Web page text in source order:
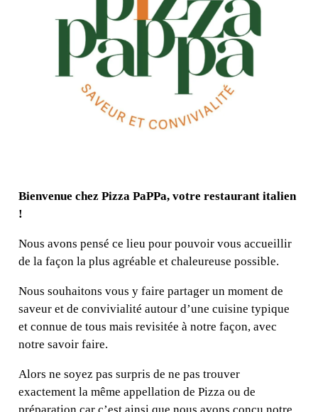
Bienvenue chez Pizza PaPPa, votre restaurant italien
!
Nous avons pensé ce lieu pour pouvoir vous accueillir
de la façon la plus agréable et chaleureuse possible.
Nous souhaitons vous y faire partager un moment de
saveur et de convivialité autour d’une cuisine typique
et connue de tous mais revisitée à notre façon, avec
notre savoir faire.
Alors ne soyez pas surpris de ne pas trouver
exactement la même appellation de Pizza ou de
préparation car c’est ainsi que nous avons conçu notre